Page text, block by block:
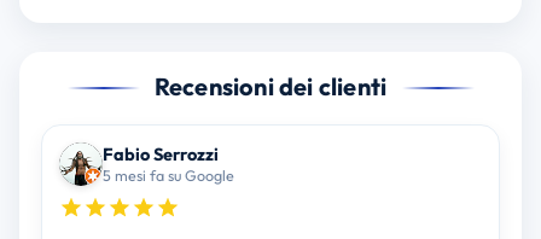
Recensioni dei clienti
Fabio Serrozzi
5 mesi fa su Google